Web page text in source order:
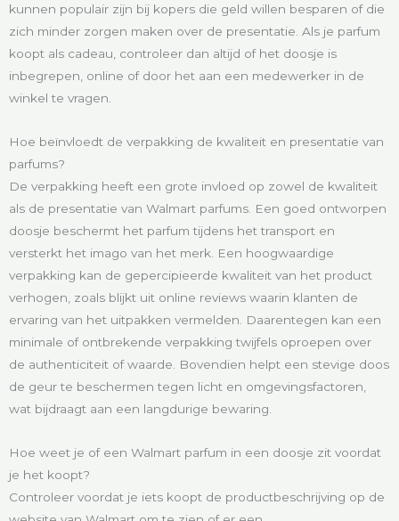
kunnen populair zijn bij kopers die geld willen besparen of die
zich minder zorgen maken over de presentatie. Als je parfum
koopt als cadeau, controleer dan altijd of het doosje is
inbegrepen, online of door het aan een medewerker in de
winkel te vragen.
Hoe beïnvloedt de verpakking de kwaliteit en presentatie van
parfums?
De verpakking heeft een grote invloed op zowel de kwaliteit
als de presentatie van Walmart parfums. Een goed ontworpen
doosje beschermt het parfum tijdens het transport en
versterkt het imago van het merk. Een hoogwaardige
verpakking kan de gepercipieerde kwaliteit van het product
verhogen, zoals blijkt uit online reviews waarin klanten de
ervaring van het uitpakken vermelden. Daarentegen kan een
minimale of ontbrekende verpakking twijfels oproepen over
de authenticiteit of waarde. Bovendien helpt een stevige doos
de geur te beschermen tegen licht en omgevingsfactoren,
wat bijdraagt aan een langdurige bewaring.
Hoe weet je of een Walmart parfum in een doosje zit voordat
je het koopt?
Controleer voordat je iets koopt de productbeschrijving op de